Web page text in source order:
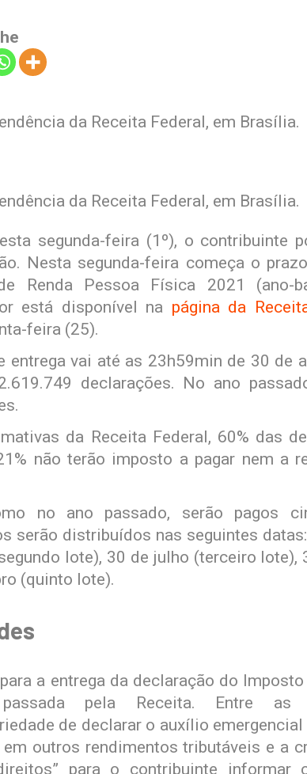
segunda-feira (1º), o contribuinte
Nesta segunda-feira começa o
Renda Pessoa Física 2021 (ano-
está disponível na página da
feira (25).
entrega vai até as 23h59min de 30 de
declarações. No ano
da Receita Federal, 60% das
não terão imposto a pagar nem a
no ano passado, serão pagos
serão distribuídos nas seguintes
lote), 30 de julho (terceiro
(quinto lote).
a entrega da declaração do
pela Receita. Entre as
de declarar o auxílio
em outros rendimentos tributáveis e a
para o contribuinte informar